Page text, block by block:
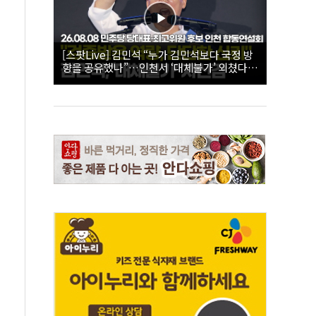
[스팟Live] 김민석 “누가 김민석보다 국정 방
향을 공유했나”…인천서 ‘대체불가’ 외쳤다 |
26.08.08 더불어민주당 당대표·최고위원 후